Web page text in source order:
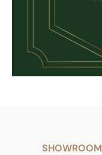
SHOWROOM